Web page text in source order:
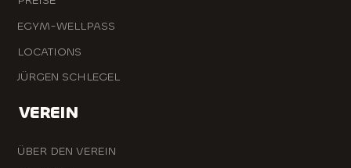
EGYM-WELLPASS
LOCATIONS
JÜRGEN SCHLEGEL
VEREIN
ÜBER DEN VEREIN